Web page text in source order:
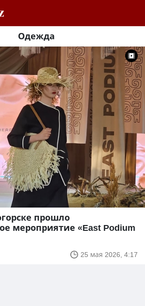
Одежда
прошло
мероприятие «East Podium
25 мая 2026, 4:17